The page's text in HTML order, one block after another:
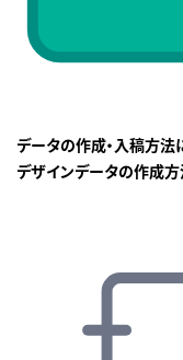
データの作成・入稿方法
デザインデータの作成方